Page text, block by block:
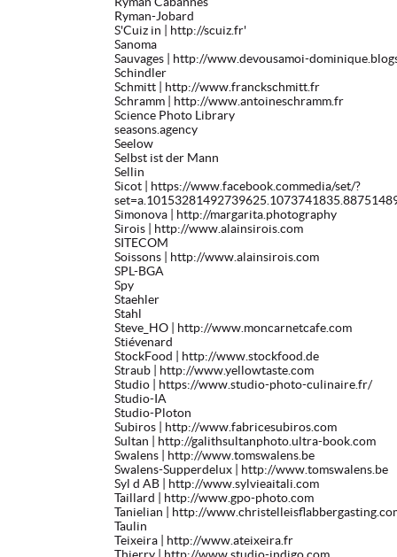
Ryman-Jobard
S'Cuiz in | http://scuiz.fr'
Sanoma
Sauvages | http://www.devousamoi-
Schindler
Schmitt | http://www.franckschmitt.fr
Schramm | http://www.antoineschramm.fr
Science Photo Library
seasons.agency
Seelow
Selbst ist der Mann
Sellin
Sicot | https://www.facebook.commedia/set/?
Simonova | http://margarita.photography
Sirois | http://www.alainsirois.com
SITECOM
Soissons | http://www.alainsirois.com
SPL-BGA
Spy
Staehler
Stahl
Steve_HO | http://www.moncarnetcafe.com
Stiévenard
StockFood | http://www.stockfood.de
Straub | http://www.yellowtaste.com
Studio | https://www.studio-photo-culinaire.fr/
Studio-IA
Studio-Ploton
Subiros | http://www.fabricesubiros.com
Sultan | http://galithsultanphoto.ultra-book.com
Swalens | http://www.tomswalens.be
Swalens-Supperdelux | http://www.tomswalens.be
Syl d AB | http://www.sylvieaitali.com
Taillard | http://www.gpo-photo.com
Tanielian | http://
Taulin
Teixeira | http://www.ateixeira.fr